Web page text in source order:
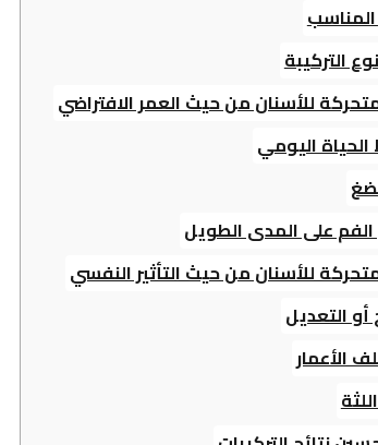
التركيبة
للأسنان من حيث العمر الافتراضي
اليومي
على المدى الطويل
للأسنان من حيث التأثير النفسي
التعديل
الأعمار